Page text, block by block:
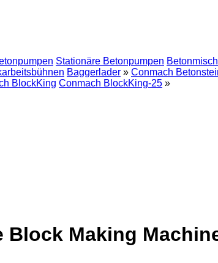
Stationäre Betonpumpen
Baggerlader » Conmach
BlockKing Conmach BlockKing-25 »
Block Making